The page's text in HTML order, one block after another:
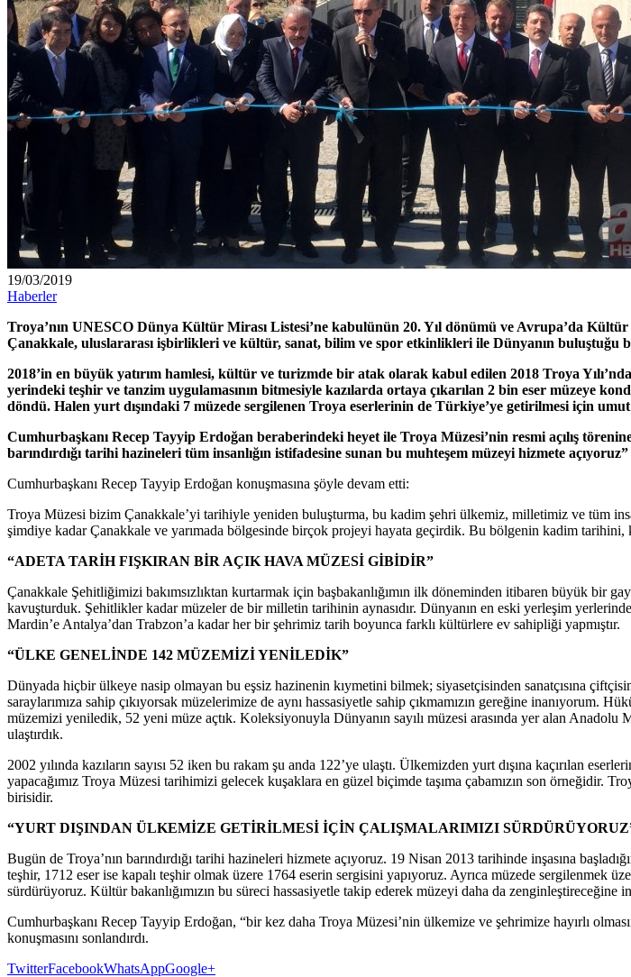
19/03/2019
Haberler
Troya’nın UNESCO Dünya Kültür Mirası Listesi’ne kabulünün 20. Yıl dönümü ve Avrupa’da Kültür
Çanakkale, uluslararası işbirlikleri ve kültür, sanat, bilim ve spor etkinlikleri ile Dünyanın buluştuğu
2018’in en büyük yatırım hamlesi, kültür ve turizmde bir atak olarak kabul edilen 2018 Troya
yerindeki teşhir ve tanzim uygulamasının bitmesiyle kazılarda ortaya çıkarılan 2 bin eser müzeye
döndü. Halen yurt dışındaki 7 müzede sergilenen Troya eserlerinin de Türkiye’ye getirilmesi için
Cumhurbaşkanı Recep Tayyip Erdoğan beraberindeki heyet ile Troya Müzesi’nin resmi açılış
barındırdığı tarihi hazineleri tüm insanlığın istifadesine sunan bu muhteşem müzeyi hizmete
Cumhurbaşkanı Recep Tayyip Erdoğan konuşmasına şöyle devam etti:
Troya Müzesi bizim Çanakkale’yi tarihiyle yeniden buluşturma, bu kadim şehri ülkemiz, milletimiz ve tüm
şimdiye kadar Çanakkale ve yarımada bölgesinde birçok projeyi hayata geçirdik. Bu bölgenin kadim tarihini,
“ADETA TARİH FIŞKIRAN BİR AÇIK HAVA MÜZESİ GİBİDİR”
Çanakkale Şehitliğimizi bakımsızlıktan kurtarmak için başbakanlığımın ilk döneminden itibaren büyük bir
kavuşturduk. Şehitlikler kadar müzeler de bir milletin tarihinin aynasıdır. Dünyanın en eski yerleşim
Mardin’e Antalya’dan Trabzon’a kadar her bir şehrimiz tarih boyunca farklı kültürlere ev sahipliği yapmıştır.
“ÜLKE GENELİNDE 142 MÜZEMİZİ YENİLEDİK”
Dünyada hiçbir ülkeye nasip olmayan bu eşsiz hazinenin kıymetini bilmek; siyasetçisinden sanatçısına
saraylarımıza sahip çıkıyorsak müzelerimize de aynı hassasiyetle sahip çıkmamızın gereğine inanıyorum.
müzemizi yeniledik, 52 yeni müze açtık. Koleksiyonuyla Dünyanın sayılı müzesi arasında yer alan
ulaştırdık.
2002 yılında kazıların sayısı 52 iken bu rakam şu anda 122’ye ulaştı. Ülkemizden yurt dışına kaçırılan
yapacağımız Troya Müzesi tarihimizi gelecek kuşaklara en güzel biçimde taşıma çabamızın son örneğidir.
birisidir.
“YURT DIŞINDAN ÜLKEMİZE GETİRİLMESİ İÇİN ÇALIŞMALARIMIZI
Bugün de Troya’nın barındırdığı tarihi hazineleri hizmete açıyoruz. 19 Nisan 2013 tarihinde inşasına
teşhir, 1712 eser ise kapalı teşhir olmak üzere 1764 eserin sergisini yapıyoruz. Ayrıca müzede sergilenmek
sürdürüyoruz. Kültür bakanlığımızın bu süreci hassasiyetle takip ederek müzeyi daha da zenginleştireceğine
Cumhurbaşkanı Recep Tayyip Erdoğan, “bir kez daha Troya Müzesi’nin ülkemize ve şehrimize hayırlı
konuşmasını sonlandırdı.
TwitterFacebookWhatsAppGoogle+